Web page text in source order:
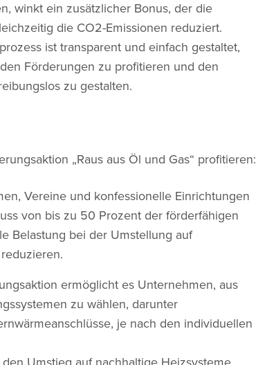
winkt ein zusätzlicher Bonus, der die
die CO2-Emissionen reduziert.
ist transparent und einfach gestaltet,
Förderungen zu profitieren und den
zu gestalten.
„Raus aus Öl und Gas“ profitieren:
Vereine und konfessionelle Einrichtungen
von bis zu 50 Prozent der förderfähigen
Belastung bei der Umstellung auf
ermöglicht es Unternehmen, aus
zu wählen, darunter
je nach den individuellen